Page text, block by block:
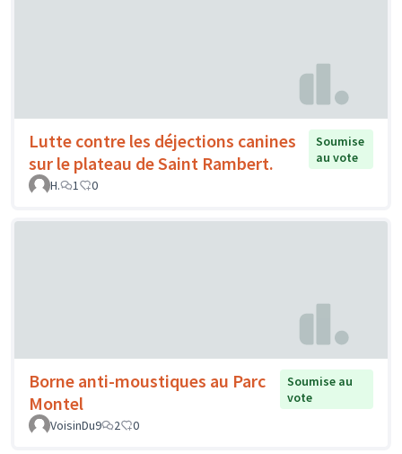
Lutte contre les déjections canines
sur le plateau de Saint Rambert.
Soumise
au vote
H.
1 0
Borne anti-moustiques au Parc
Montel
Soumise au
vote
VoisinDu9
2 0